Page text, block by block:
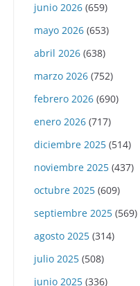
junio 2026 (659)
mayo 2026 (653)
abril 2026 (638)
marzo 2026 (752)
febrero 2026 (690)
enero 2026 (717)
diciembre 2025 (514)
noviembre 2025 (437)
octubre 2025 (609)
septiembre 2025 (569)
agosto 2025 (314)
julio 2025 (508)
junio 2025 (336)